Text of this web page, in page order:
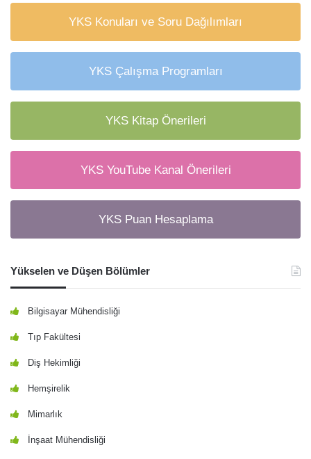
YKS Konuları ve Soru Dağılımları
YKS Çalışma Programları
YKS Kitap Önerileri
YKS YouTube Kanal Önerileri
YKS Puan Hesaplama
Yükselen ve Düşen Bölümler
Bilgisayar Mühendisliği
Tıp Fakültesi
Diş Hekimliği
Hemşirelik
Mimarlık
İnşaat Mühendisliği